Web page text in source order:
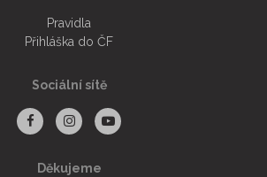
Pravidla
Přihláška do ČF
Sociální sítě
Děkujeme